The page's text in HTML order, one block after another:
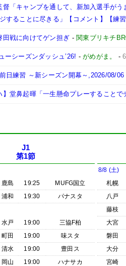
督「キャンプを通して、新加入選手が
することに尽きる」【コメント】【練習
田戦に向けてゲン担ぎ - 関東ブリキチ
ーシーズンダッシュ’26! -がめがま。 -
日練習 ～新シーズン開幕～,2026/08/06
】堂鼻起暉「一生懸命プレーすること
J1
第1節
鹿島 19:25
MUFG国立
浦和 19:30
パナスタ
水戸 19:00
三協F柏
町田 19:00
味スタ
清水 19:00
豊田ス
岡山 19:00
ハナサカ
8/8 (土)
札幌
八戸
藤枝
大宮
磐田
大分
宮崎